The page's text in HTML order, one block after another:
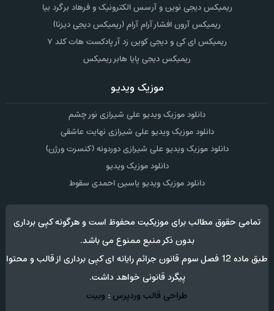
ریمیکس دیجی نوین و آرسس الکترونیک و فرهاد برگرد بیا
ریمیکس آرون افشار آرام آرام (ریمیکس دیجی دیزنا)
ریمیکس ای کی و دیجی کوین زد آر پادکست هات کلد ۷
ریمیکس دیجی پایا هابر ریمیکس
موزیک ویدیو
دانلود موزیک ویدیو علی شیرازی نور چشم
دانلود موزیک ویدیو علی شیرازی نهایت عاشقی
دانلود موزیک ویدیو علی شیرازی دوردونه (کنسرت ورژن)
دانلود موزیک ویدیو
دانلود موزیک ویدیو یاسین احمدی سقوط
تمامی حقوق مطالب برای موزیکیت محفوظ است و هرگونه کپی برداری
بدون ذکر منبع ممنوع می باشد.
طبق ماده 12 فصل سوم قانون جرائم رایانه ای کپی برداری از قالب و محتوا
پیگرد قانونی خواهد داشت.
طراحی قالب وردپرس: وبیت